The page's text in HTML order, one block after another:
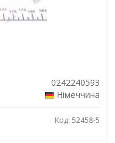
0242240593
Німеччина
Код: 52458-5